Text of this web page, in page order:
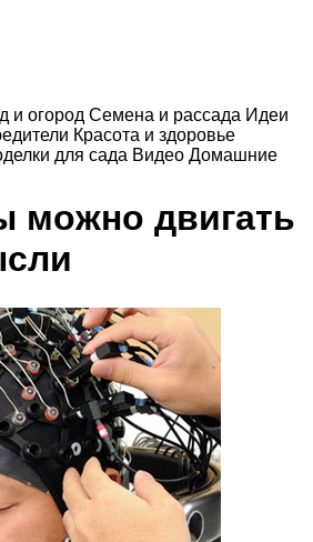
и огород Семена и рассада Идеи
Красота и здоровье
для сада Видео Домашние
можно двигать